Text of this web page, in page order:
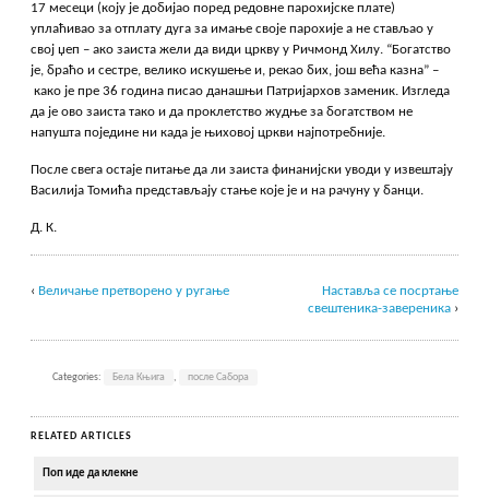
17 месеци (коју је добијао поред редовне парохијске плате)
уплаћивао за отплату дуга за имање своје парохије а не стављао у
свој џеп – ако заиста жели да види цркву у Ричмонд Хилу. “Богатство
је, браћо и сестре, велико искушење и, рекао бих, још већа казна” –
како је пре 36 година писао данашњи Патријархов заменик. Изгледа
да је ово заиста тако и да проклетство жудње за богатством не
напушта поједине ни када је њиховој цркви најпотребније.
После свега остаје питање да ли заиста финанијски уводи у извештају
Василија Томића представљају стање које је и на рачуну у банци.
Д. К.
‹ Величање претворено у ругање
Наставља се посртање
свештеника-завереника›
Categories: Бела Књига , после Сабора
RELATED ARTICLES
Поп иде да клекне